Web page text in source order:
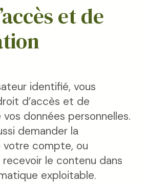
et de
identifié, vous
d’accès et de
données personnelles.
demander la
votre compte, ou
le contenu dans
exploitable.